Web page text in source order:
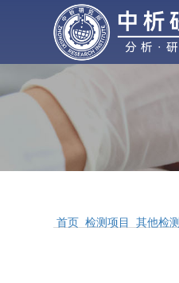
材料检测
气体检测
性能检测
首页 检测项目 其他检测